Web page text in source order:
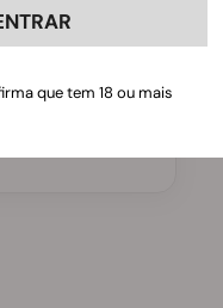
ideal na
dia, e cerca de
que tem 18 ou mais